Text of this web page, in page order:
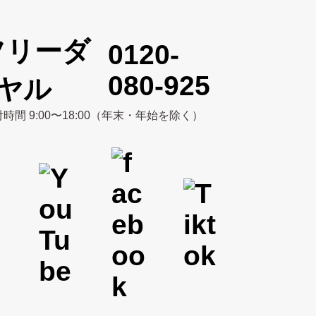
0120-
080-925
時間 9:00〜18:00（年末・年始を除く）